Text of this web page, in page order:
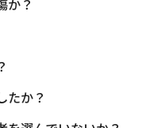
か？
たか？